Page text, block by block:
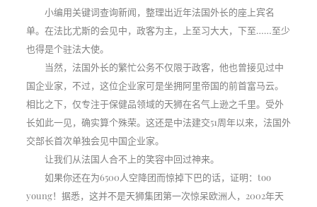
小编用关键词查询新闻，整理出近年法国外长的座上宾名
单。在法比尤斯的会见中，政客为主，上至习大大，下至……至少
也得是个驻法大使。
当然，法国外长的繁忙公务不仅限于政客，他也曾接见过中
国企业家，不过，这位企业家可是坐拥阿里帝国的前首富马云。
相比之下，仅专注于保健品领域的天狮在名气上逊之千里。受外
长如此一见，确实算个殊荣。这还是中法建交51周年以来，法国外
交部长首次单独会见中国企业家。
让我们从法国人合不上的笑容中回过神来。
如果你还在为6500人空降团而惊掉下巴的话，证明：too
young！据悉，这并不是天狮集团第一次惊呆欧洲人，2002年天